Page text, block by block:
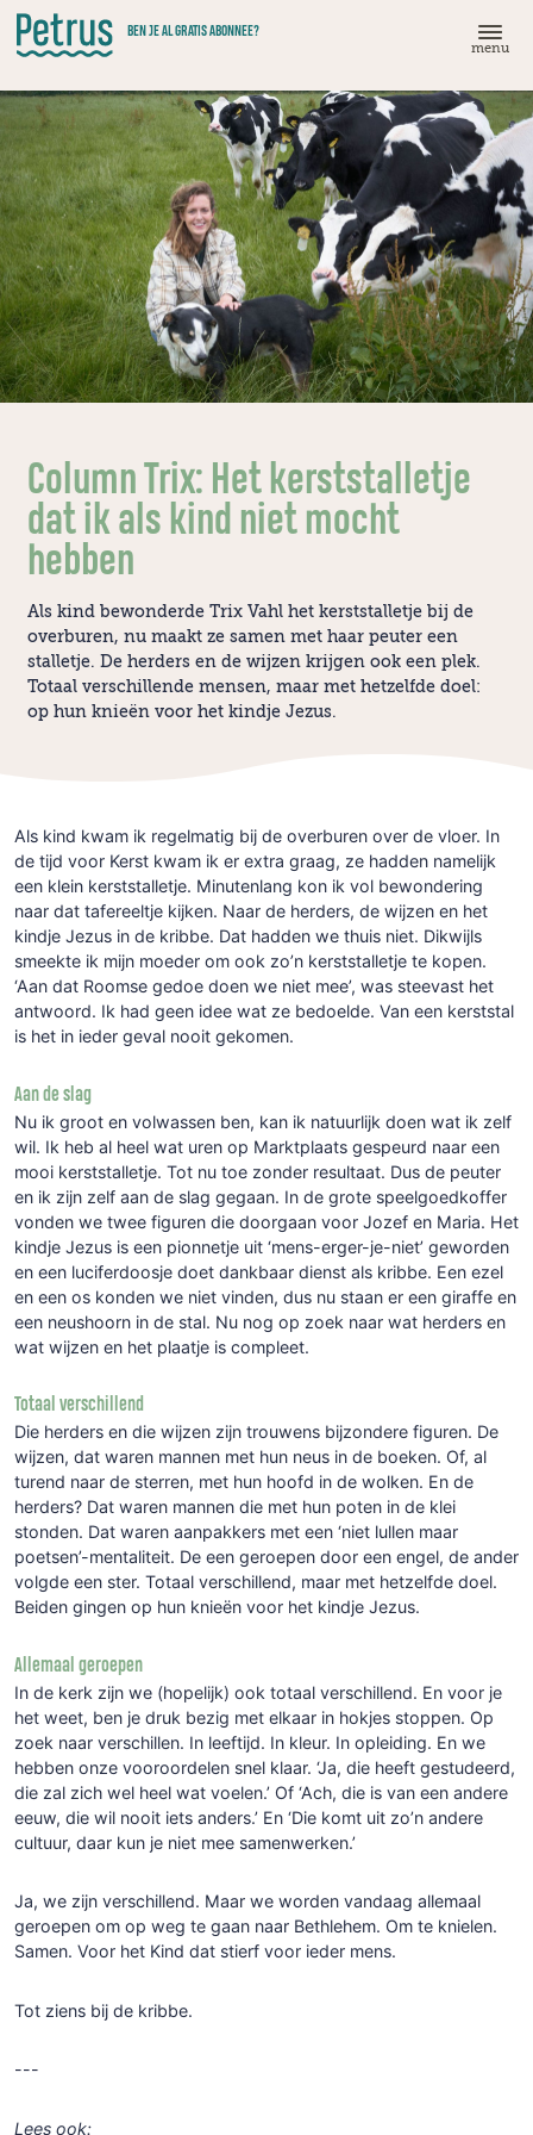
Doorgaan
naar
hoofdinhoud
BEN JE AL GRATIS ABONNEE?
menu
Column Trix: Het kerststalletje
dat ik als kind niet mocht
hebben
Als kind bewonderde Trix Vahl het kerststalletje bij de
overburen, nu maakt ze samen met haar peuter een
stalletje. De herders en de wijzen krijgen ook een plek.
Totaal verschillende mensen, maar met hetzelfde doel:
op hun knieën voor het kindje Jezus.
Als kind kwam ik regelmatig bij de overburen over de vloer. In
de tijd voor Kerst kwam ik er extra graag, ze hadden namelijk
een klein kerststalletje. Minutenlang kon ik vol bewondering
naar dat tafereeltje kijken. Naar de herders, de wijzen en het
kindje Jezus in de kribbe. Dat hadden we thuis niet. Dikwijls
smeekte ik mijn moeder om ook zo’n kerststalletje te kopen.
‘Aan dat Roomse gedoe doen we niet mee’, was steevast het
antwoord. Ik had geen idee wat ze bedoelde. Van een kerststal
is het in ieder geval nooit gekomen.
Aan de slag
Nu ik groot en volwassen ben, kan ik natuurlijk doen wat ik zelf
wil. Ik heb al heel wat uren op Marktplaats gespeurd naar een
mooi kerststalletje. Tot nu toe zonder resultaat. Dus de peuter
en ik zijn zelf aan de slag gegaan. In de grote speelgoedkoffer
vonden we twee figuren die doorgaan voor Jozef en Maria. Het
kindje Jezus is een pionnetje uit ‘mens-erger-je-niet’ geworden
en een luciferdoosje doet dankbaar dienst als kribbe. Een ezel
en een os konden we niet vinden, dus nu staan er een giraffe en
een neushoorn in de stal. Nu nog op zoek naar wat herders en
wat wijzen en het plaatje is compleet.
Totaal verschillend
Die herders en die wijzen zijn trouwens bijzondere figuren. De
wijzen, dat waren mannen met hun neus in de boeken. Of, al
turend naar de sterren, met hun hoofd in de wolken. En de
herders? Dat waren mannen die met hun poten in de klei
stonden. Dat waren aanpakkers met een ‘niet lullen maar
poetsen’-mentaliteit. De een geroepen door een engel, de ander
volgde een ster. Totaal verschillend, maar met hetzelfde doel.
Beiden gingen op hun knieën voor het kindje Jezus.
Allemaal geroepen
In de kerk zijn we (hopelijk) ook totaal verschillend. En voor je
het weet, ben je druk bezig met elkaar in hokjes stoppen. Op
zoek naar verschillen. In leeftijd. In kleur. In opleiding. En we
hebben onze vooroordelen snel klaar. ‘Ja, die heeft gestudeerd,
die zal zich wel heel wat voelen.’ Of ‘Ach, die is van een andere
eeuw, die wil nooit iets anders.’ En ‘Die komt uit zo’n andere
cultuur, daar kun je niet mee samenwerken.’
Ja, we zijn verschillend. Maar we worden vandaag allemaal
geroepen om op weg te gaan naar Bethlehem. Om te knielen.
Samen. Voor het Kind dat stierf voor ieder mens.
Tot ziens bij de kribbe.
---
Lees ook: